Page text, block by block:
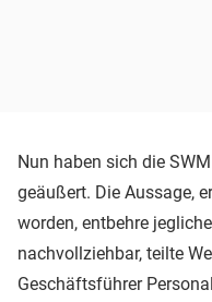
Nun haben sich die
geäußert. Die Aussage,
worden, entbehre
nachvollziehbar, teilte
Geschäftsführer